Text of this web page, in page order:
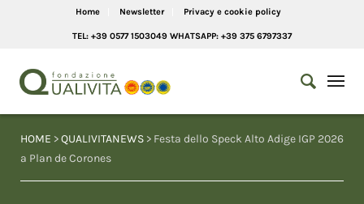
Home Newsletter Privacy e cookie policy
TEL: +39 0577 1503049 WHATSAPP: +39 375 6797337
HOME >QUALIVITANEWS > Festa dello Speck Alto Adige IGP 2026
a Plan de Corones